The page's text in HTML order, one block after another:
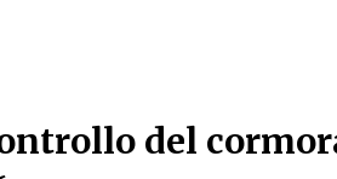
del